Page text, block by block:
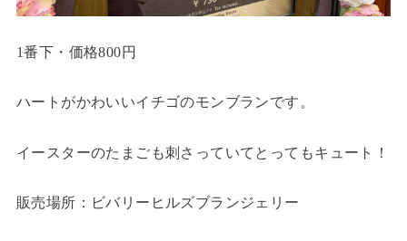
1番下・価格800円
ハートがかわいいイチゴのモンブランです。
イースターのたまごも刺さっていてとってもキュート！
販売場所：ビバリーヒルズブランジェリー